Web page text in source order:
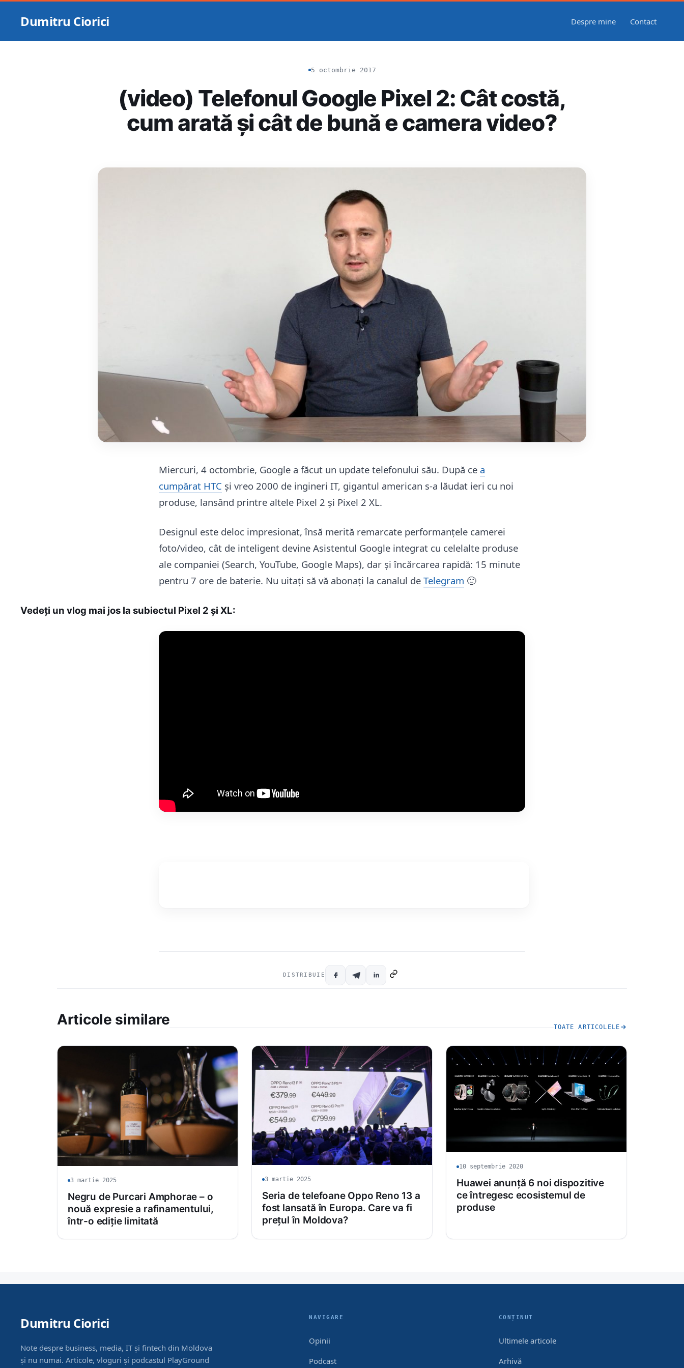
Dumitru Ciorici Despre mine Contact
5 octombrie 2017
(video) Telefonul Google Pixel 2: Cât costă,
cum arată și cât de bună e camera video?
Miercuri, 4 octombrie, Google a făcut un update telefonului său. După ce a
cumpărat HTC și vreo 2000 de ingineri IT, gigantul american s-a lăudat ieri cu noi
produse, lansând printre altele Pixel 2 și Pixel 2 XL.
Designul este deloc impresionat, însă merită remarcate performanțele camerei
foto/video, cât de inteligent devine Asistentul Google integrat cu celelalte produse
ale companiei (Search, YouTube, Google Maps), dar și încărcarea rapidă: 15 minute
pentru 7 ore de baterie. Nu uitați să vă abonați la canalul de Telegram 🙂
Vedeți un vlog mai jos la subiectul Pixel 2 și XL:
DISTRIBUIE
Articole similare TOATE ARTICOLELE
3 martie 2025
Negru de Purcari Amphorae – o
nouă expresie a rafinamentului,
într-o ediție limitată
3 martie 2025
Seria de telefoane Oppo Reno 13 a
fost lansată în Europa. Care va fi
prețul în Moldova?
10 septembrie 2020
Huawei anunță 6 noi dispozitive
ce întregesc ecosistemul de
produse
Dumitru Ciorici
Note despre business, media, IT și fintech din Moldova
și nu numai. Articole, vloguri și podcastul PlayGround
NAVIGARE
Opinii
Podcast
CONȚINUT
Ultimele articole
Arhivă